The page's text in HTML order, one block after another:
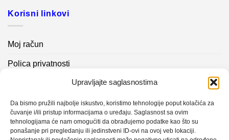
Upravljajte saglasnostima
Da bismo pružili najbolje iskustvo, koristimo tehnologije poput kolačića za
čuvanje i/ili pristup informacijama o uređaju. Saglasnost sa ovim
tehnologijama će nam omogućiti da obrađujemo podatke kao što su
ponašanje pri pregledanju ili jedinstveni ID-ovi na ovoj veb lokaciji.
Korisni linkovi
Moj račun
Polica privatnosti
Kontakt info
Novosti